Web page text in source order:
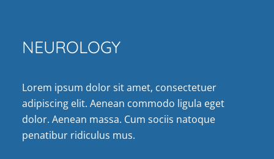
NEUROLOGY
Lorem ipsum dolor sit amet, consectetuer
adipiscing elit. Aenean commodo ligula eget
dolor. Aenean massa. Cum sociis natoque
penatibur ridiculus mus.